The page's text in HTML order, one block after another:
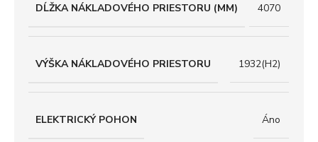
DĹŽKA NÁKLADOVÉHO PRIESTORU (MM) 4070
VÝŠKA NÁKLADOVÉHO PRIESTORU 1932(H2)
ELEKTRICKÝ POHON Áno